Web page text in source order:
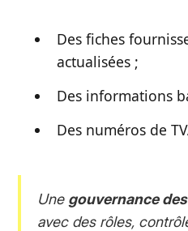
Des fiches
actualisées ;
Des informations
Des numéros de
Une gouvernance
avec des rôles,